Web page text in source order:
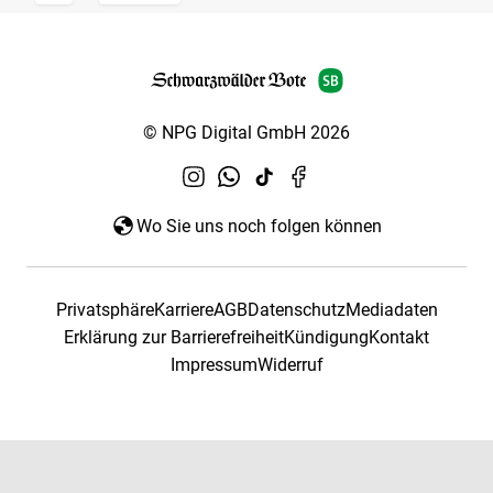
© NPG Digital GmbH 2026
Wo Sie uns noch folgen können
PrivatsphäreKarriereAGBDatenschutzMediadaten
Erklärung zur BarrierefreiheitKündigungKontakt
ImpressumWiderruf